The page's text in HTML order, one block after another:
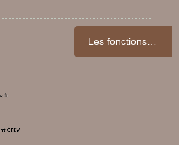
Les fonctions du sol: le sol filtre notre eau potable